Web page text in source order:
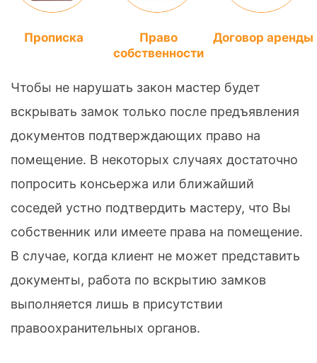
Прописка
Право
собственности
Договор аренды
Чтобы не нарушать закон мастер будет
вскрывать замок только после предъявления
документов подтверждающих право на
помещение. В некоторых случаях достаточно
попросить консьержа или ближайший
соседей устно подтвердить мастеру, что Вы
собственник или имеете права на помещение.
В случае, когда клиент не может представить
документы, работа по вскрытию замков
выполняется лишь в присутствии
правоохранительных органов.